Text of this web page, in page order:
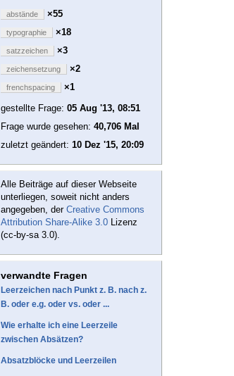
abstände ×55
typographie ×18
satzzeichen ×3
zeichensetzung ×2
frenchspacing
×1
gestellte Frage: 05 Aug '13, 08:51
Frage wurde gesehen: 40,706 Mal
zuletzt geändert: 10 Dez '15, 20:09
Alle Beiträge auf dieser Webseite
unterliegen, soweit nicht anders
angegeben, der Creative Commons
Attribution Share-Alike 3.0 Lizenz
(cc-by-sa 3.0).
verwandte Fragen
Leerzeichen nach Punkt z. B. nach z.
B. oder e.g. oder vs. oder ...
Wie erhalte ich eine Leerzeile
zwischen Absätzen?
Absatzblöcke und Leerzeilen